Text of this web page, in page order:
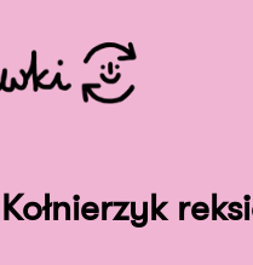
Kołnierzyk